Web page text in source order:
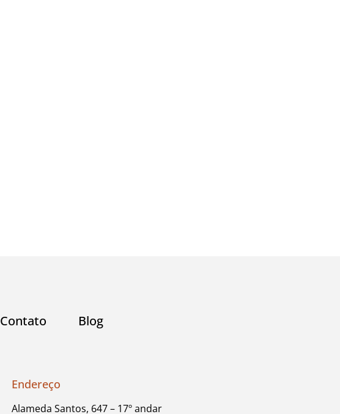
Contato Blog
Endereço
Alameda Santos, 647 – 17º andar